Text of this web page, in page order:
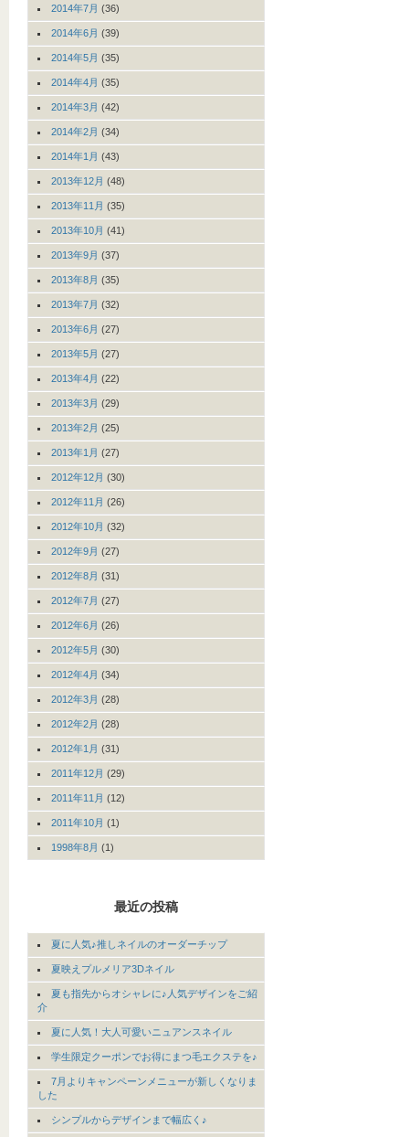
2014年7月 (36)
2014年6月 (39)
2014年5月 (35)
2014年4月 (35)
2014年3月 (42)
2014年2月 (34)
2014年1月 (43)
2013年12月 (48)
2013年11月 (35)
2013年10月 (41)
2013年9月 (37)
2013年8月 (35)
2013年7月 (32)
2013年6月 (27)
2013年5月 (27)
2013年4月 (22)
2013年3月 (29)
2013年2月 (25)
2013年1月 (27)
2012年12月 (30)
2012年11月 (26)
2012年10月 (32)
2012年9月 (27)
2012年8月 (31)
2012年7月 (27)
2012年6月 (26)
2012年5月 (30)
2012年4月 (34)
2012年3月 (28)
2012年2月 (28)
2012年1月 (31)
2011年12月 (29)
2011年11月 (12)
2011年10月 (1)
1998年8月 (1)
最近の投稿
夏に人気♪推しネイルのオーダーチップ
夏映えプルメリア3Dネイル
夏も指先からオシャレに♪人気デザインをご紹
介
夏に人気！大人可愛いニュアンスネイル
学生限定クーポンでお得にまつ毛エクステを♪
7月よりキャンペーンメニューが新しくなりま
した
シンプルからデザインまで幅広く♪